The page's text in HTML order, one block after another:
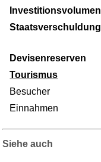
Investitionsvolumen
Staatsverschuldung
Devisenreserven
Tourismus
Besucher
Einnahmen
Siehe auch